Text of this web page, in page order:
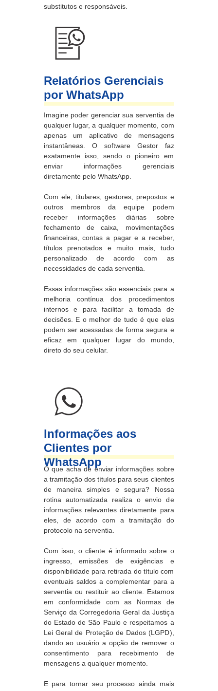
substitutos e responsáveis.
Relatórios Gerenciais
por WhatsApp
Imagine poder gerenciar sua serventia de
qualquer lugar, a qualquer momento, com
apenas um aplicativo de mensagens
instantâneas. O software Gestor faz
exatamente isso, sendo o pioneiro em
enviar informações gerenciais
diretamente pelo WhatsApp.
Com ele, titulares, gestores, prepostos e
outros membros da equipe podem
receber informações diárias sobre
fechamento de caixa, movimentações
financeiras, contas a pagar e a receber,
títulos prenotados e muito mais, tudo
personalizado de acordo com as
necessidades de cada serventia.
Essas informações são essenciais para a
melhoria contínua dos procedimentos
internos e para facilitar a tomada de
decisões. E o melhor de tudo é que elas
podem ser acessadas de forma segura e
eficaz em qualquer lugar do mundo,
direto do seu celular.
Informações aos
Clientes por
WhatsApp
O que acha de enviar informações sobre
a tramitação dos títulos para seus clientes
de maneira simples e segura? Nossa
rotina automatizada realiza o envio de
informações relevantes diretamente para
eles, de acordo com a tramitação do
protocolo na serventia.
Com isso, o cliente é informado sobre o
ingresso, emissões de exigências e
disponibilidade para retirada do título com
eventuais saldos a complementar para a
serventia ou restituir ao cliente. Estamos
em conformidade com as Normas de
Serviço da Corregedoria Geral da Justiça
do Estado de São Paulo e respeitamos a
Lei Geral de Proteção de Dados (LGPD),
dando ao usuário a opção de remover o
consentimento para recebimento de
mensagens a qualquer momento.
E para tornar seu processo ainda mais